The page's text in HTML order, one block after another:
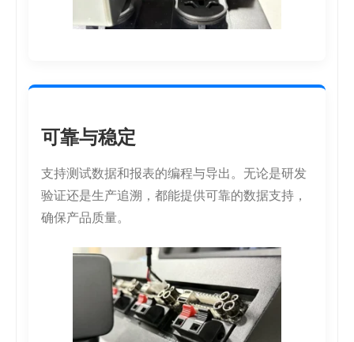
可靠与稳定
支持测试数据和报表的编程与导出。无论是研发
验证还是生产追溯，都能提供可靠的数据支持，
确保产品质量。